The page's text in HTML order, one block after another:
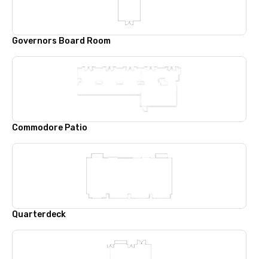
Governors Board Room
Commodore Patio
Quarterdeck